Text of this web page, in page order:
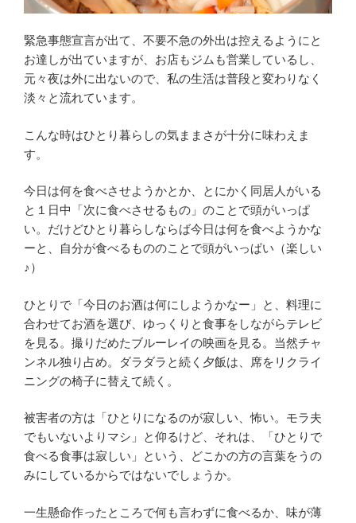
緊急事態宣言が出て、不要不急の外出は控えるようにと
お達しが出ていますが、お店もジムも営業しているし、
元々夜は外に出ないので、私の生活は普段と変わりなく
淡々と流れています。
こんな時はひとり暮らしの気ままさが十分に味わえま
す。
今日は何を食べさせようかとか、とにかく同居人がいる
と１日中「次に食べさせるもの」のことで頭がいっぱ
い。だけどひとり暮らしならば今日は何を食べようかな
ーと、自分が食べるもののことで頭がいっぱい（楽しい
♪）
ひとりで「今日のお酒は何にしようかなー」と、料理に
合わせてお酒を選び、ゆっくりと食事をしながらテレビ
を見る。撮りだめたブルーレイの映画を見る。当然チャ
ンネル独り占め。ダラダラと続く夕飯は、席をリクライ
ニングの椅子に替えて続く。
被害者の方は「ひとりになるのが寂しい、怖い。モラ夫
でもいないよりマシ」と仰るけど、それは、「ひとりで
食べる食事は寂しい」という、どこかの方の言葉をうの
みにしているからではないでしょうか。
一生懸命作ったところで何も言わずに食べるか、味が薄